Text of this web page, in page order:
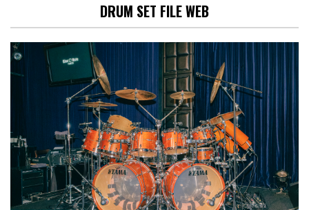
DRUM SET FILE WEB